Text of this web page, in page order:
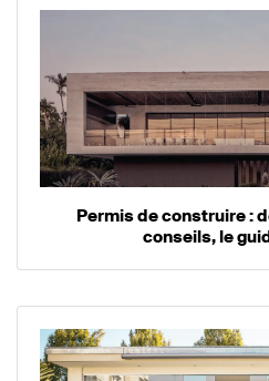
Permis de construire :
conseils, le